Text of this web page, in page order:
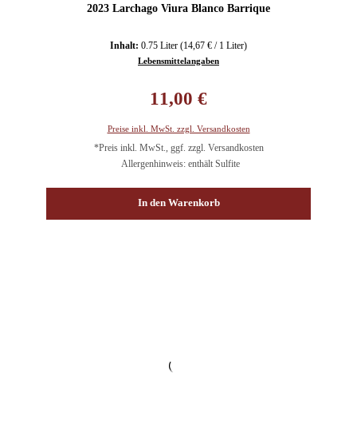
2023 Larchago Viura Blanco Barrique
Inhalt: 0.75 Liter (14,67 € / 1 Liter)
Lebensmittelangaben
11,00 €
Preise inkl. MwSt. zzgl. Versandkosten
*Preis inkl. MwSt., ggf. zzgl. Versandkosten
Allergenhinweis: enthält Sulfite
In den Warenkorb